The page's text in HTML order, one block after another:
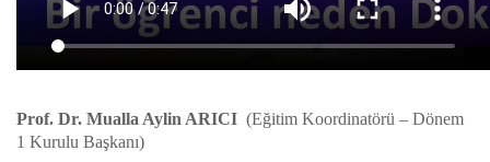
Prof. Dr. Mualla Aylin ARICI (Eğitim Koordinatörü – Dönem
1 Kurulu Başkanı)